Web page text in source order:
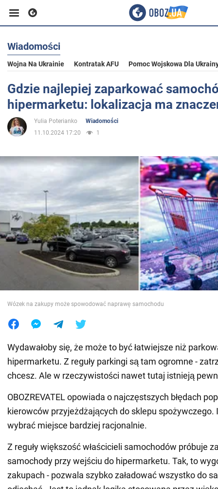
Biznes
Sport
Rozrywka
Społeczeństwo
Wojna na Ukrainie
Jedzenie
Wiadomości
Wojna Na Ukrainie Kontratak AFU Pomoc Wojskowa Dla
Gdzie najlepiej zaparkować
hipermarketu: lokalizacja ma
Yulia Poterianko
Wiadomości
11.10.2024 17:20
1
Wózek na zakupy może spowodować naprawę samochodu
Wydawałoby się, że może to być łatwiejsze niż
hipermarketu. Z reguły parkingi są tam ogromne -
chcesz. Ale w rzeczywistości nawet tutaj istnieją
OBOZREVATEL opowiada o najczęstszych błędach
kierowców przyjeżdżających do sklepu spożywczego.
wybrać miejsce bardziej racjonalnie.
Z reguły większość właścicieli samochodów próbuje
samochody przy wejściu do hipermarketu. Tak, to
zakupach - pozwala szybko załadować wszystko do